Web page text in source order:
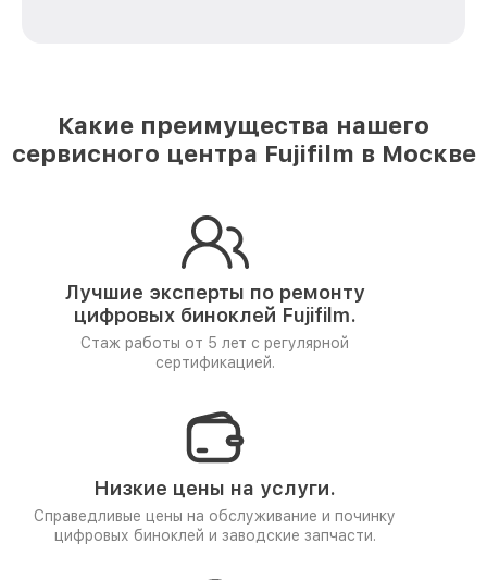
Какие преимущества нашего
сервисного центра Fujifilm в Москве
Лучшие эксперты по ремонту
цифровых биноклей Fujifilm.
Стаж работы от 5 лет с регулярной
сертификацией.
Низкие цены на услуги.
Справедливые цены на обслуживание и починку
цифровых биноклей и заводские запчасти.